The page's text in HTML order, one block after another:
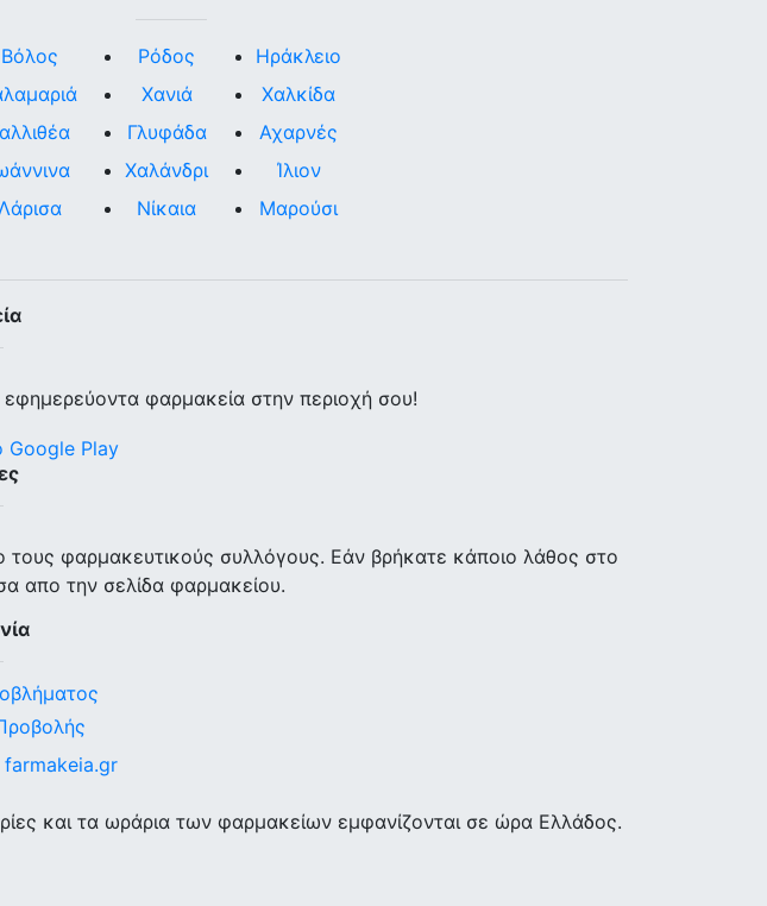
Βόλος
Ρόδος
Χανιά
Γλυφάδα
Χαλάνδρι
Νίκαια
Ηράκλειο
Χαλκίδα
Αχαρνές
Ίλιον
Μαρούσι
φαρμακεία στην περιοχή σου!
φαρμακευτικούς συλλόγους. Εάν βρήκατε κάποιο λάθος στο
απο την σελίδα φαρμακείου.
farmakeia.gr
και τα ωράρια των φαρμακείων εμφανίζονται σε ώρα Ελλάδος.